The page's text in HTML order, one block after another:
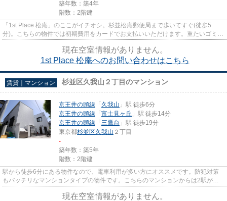
築年数：築4年
階数：2階建
「1st Place 松庵」のここがイチオシ。杉並松庵郵便局まで歩いてすぐ(徒歩5
分)。こちらの物件では初期費用をカードでお支払いいただけます。重たいゴミの
現在空室情報がありません。
1st Place 松庵へのお問い合わせはこちら
賃貸｜マンション 杉並区久我山２丁目のマンション
京王井の頭線 「 久我山 」駅 徒歩6分
京王井の頭線 「 富士見ヶ丘 」駅 徒歩14分
京王井の頭線 「 三鷹台 」駅 徒歩19分
東京都杉並区久我山 ２丁目
-
築年数：築5年
階数：2階建
駅から徒歩6分にある物件なので、電車利用が多い方にオススメです。防犯対策
もバッチリなマンションタイプの物件です。こちらのマンションからは2駅が近
現在空室情報がありません。